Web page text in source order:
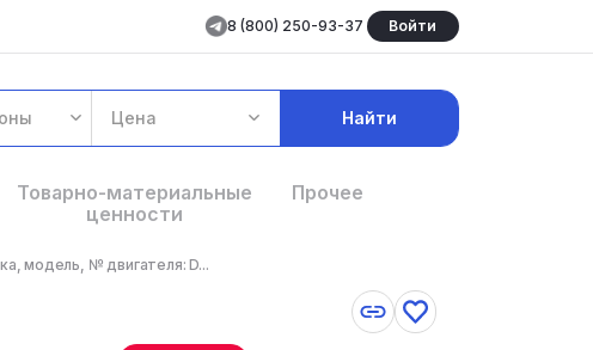
8 (800) 250-93-37 Войти
Цена Найти
Товарно-материальные
ценности
Прочее
модель, № двигателя: D...